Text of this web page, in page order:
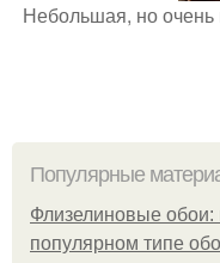
Небольшая, но
Популярные
Флизелиновые обои:
популярном типе